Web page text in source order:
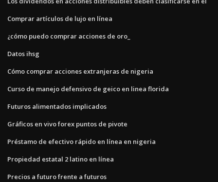
Comprar artículos de lujo en línea
¿cómo puedo comprar acciones de oro_
Datos ihsg
Cómo comprar acciones extranjeras de nigeria
Curso de manejo defensivo de geico en linea florida
Futuros alimentados implicados
Gráficos en vivo forex puntos de pivote
Préstamo de efectivo rápido en línea en nigeria
Propiedad estatal 2 latino en línea
Precios a futuro frente a futuros